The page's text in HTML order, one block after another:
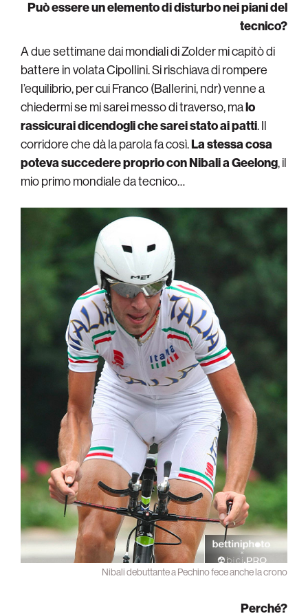
Può essere un elemento di disturbo nei piani del
tecnico?
A due settimane dai mondiali di Zolder mi capitò di
battere in volata Cipollini. Si rischiava di rompere
l’equilibrio, per cui Franco (Ballerini, ndr) venne a
chiedermi se mi sarei messo di traverso, malo
rassicurai dicendogli che sarei stato ai patti. Il
corridore che dà la parola fa così.La stessa cosa
poteva succedere proprio con Nibali a Geelong, il
mio primo mondiale da tecnico…
Nibali debuttante a Pechino fece anche la crono
Perché?